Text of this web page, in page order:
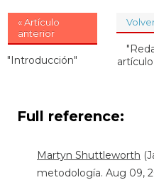
« Artículo
anterior
"Introducción"
Full reference:
Martyn Shuttleworth
metodología. Aug 09,